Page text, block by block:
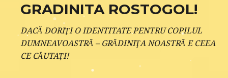
GRADINITA ROSTOGOL!
DACĂ DORIŢI O IDENTITATE PENTRU COPILUL
DUMNEAVOASTRĂ – GRĂDINIŢA NOASTRĂ E CEEA
CE CĂUTAŢI!